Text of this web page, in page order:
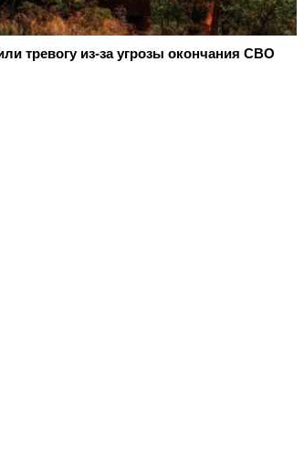
тревогу из-за угрозы окончания СВО